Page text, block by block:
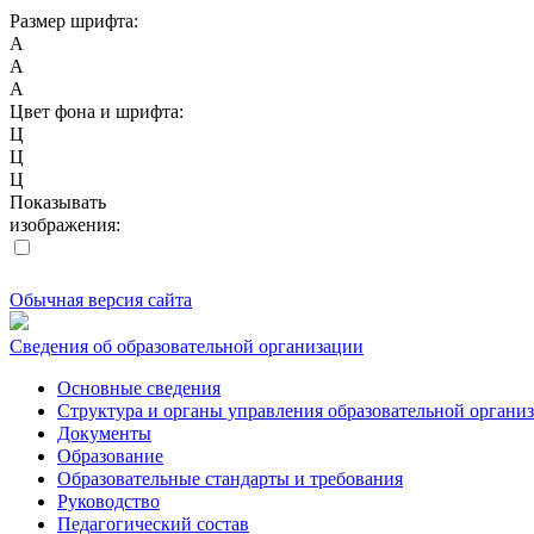
Размер шрифта:
A
A
A
Цвет фона и шрифта:
Ц
Ц
Ц
Показывать
изображения:
Обычная версия сайта
Сведения об образовательной организации
Основные сведения
Структура и органы управления образовательной
Документы
Образование
Образовательные стандарты и требования
Руководство
Педагогический состав